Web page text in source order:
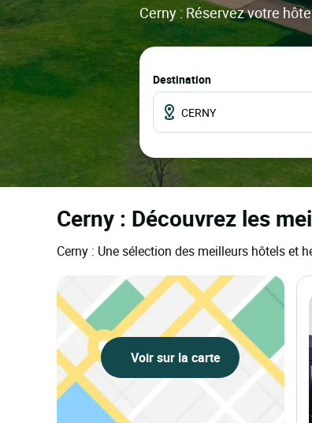
Cerny : Réservez votre
Destination
Cerny : Découvrez les
Cerny : Une sélection des meilleurs hôtels et
Voir sur la carte